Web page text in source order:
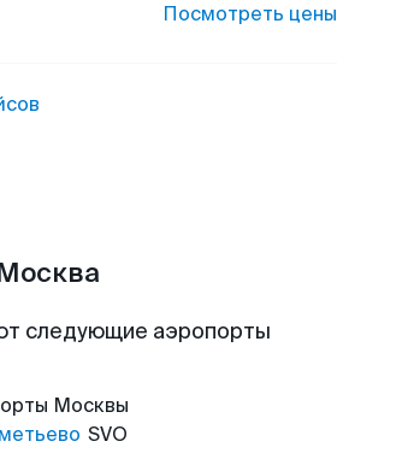
Посмотреть цены
следующие аэропорты
Москвы
SVO